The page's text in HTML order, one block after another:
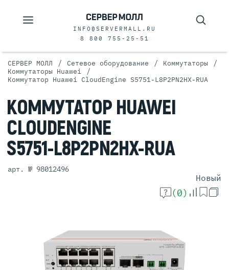
INFO@SERVERMALL.RU
8 800 755-25-51
СЕРВЕР МОЛЛ / Сетевое оборудование / Коммутаторы /
Коммутаторы Huawei /
Коммутатор Huawei CloudEngine S5751-L8P2PN2HX-RUA
КОММУТАТОР HUAWEI
CLOUDENGINE
S5751-L8P2PN2HX-RUA
арт. № 98012496
Новый
(0)